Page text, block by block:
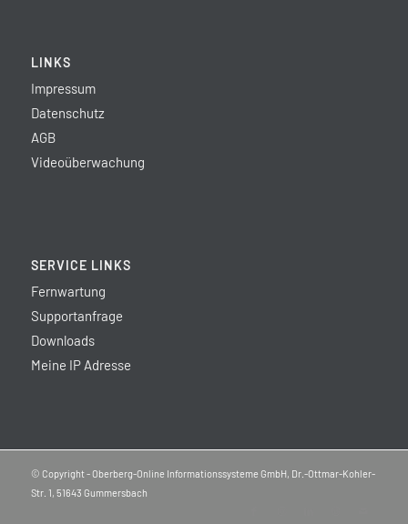
LINKS
Impressum
Datenschutz
AGB
Videoüberwachung
SERVICE LINKS
Fernwartung
Supportanfrage
Downloads
Meine IP Adresse
© Copyright - Oberberg-Online Informationssysteme GmbH, Dr.-Ottmar-Kohler-
Str. 1, 51643 Gummersbach